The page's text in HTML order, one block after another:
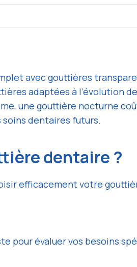
avec gouttières
adaptées à l’évolution
une gouttière nocturne
soins dentaires futurs.
dentaire ?
efficacement votre
pour évaluer vos besoins